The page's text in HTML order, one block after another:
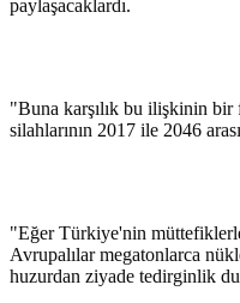
paylaşacaklardı.
"Buna karşılık bu ilişkinin bir
silahlarının 2017 ile 2046
"Eğer Türkiye'nin
Avrupalılar megatonlarca
huzurdan ziyade tedirginlik